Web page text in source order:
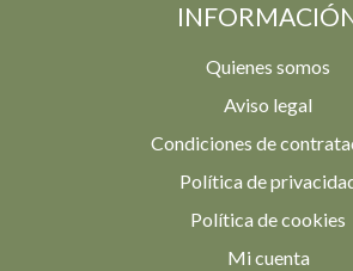
Quienes somos
Aviso legal
Condiciones de
Política de
Política de cookies
Mi cuenta